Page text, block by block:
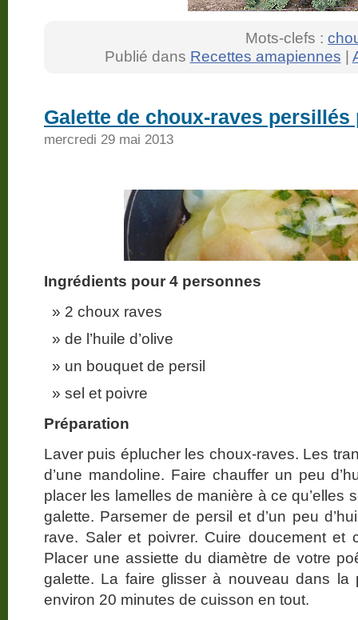
Mots-clefs :
Publié dans Recettes amapiennes |
Galette de choux-raves
mercredi 29 mai 2013
Ingrédients pour 4 personnes
2 choux raves
de l’huile d’olive
un bouquet de persil
sel et poivre
Préparation
Laver puis éplucher les choux-raves. Les
d’une mandoline. Faire chauffer un peu
placer les lamelles de manière à ce qu’elles
galette. Parsemer de persil et d’un peu
rave. Saler et poivrer. Cuire doucement et
Placer une assiette du diamètre de votre
galette. La faire glisser à nouveau dans
environ 20 minutes de cuisson en tout.